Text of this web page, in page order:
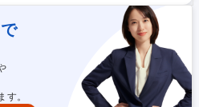
途に合わせた最適な車種やプランの提
に縛られない提案が可能です） ■走行
種の入れ替えや保険プランの見直しな
長く深く付き合う営業スタイルです。
ソリューションの法人営業/プライム
す。